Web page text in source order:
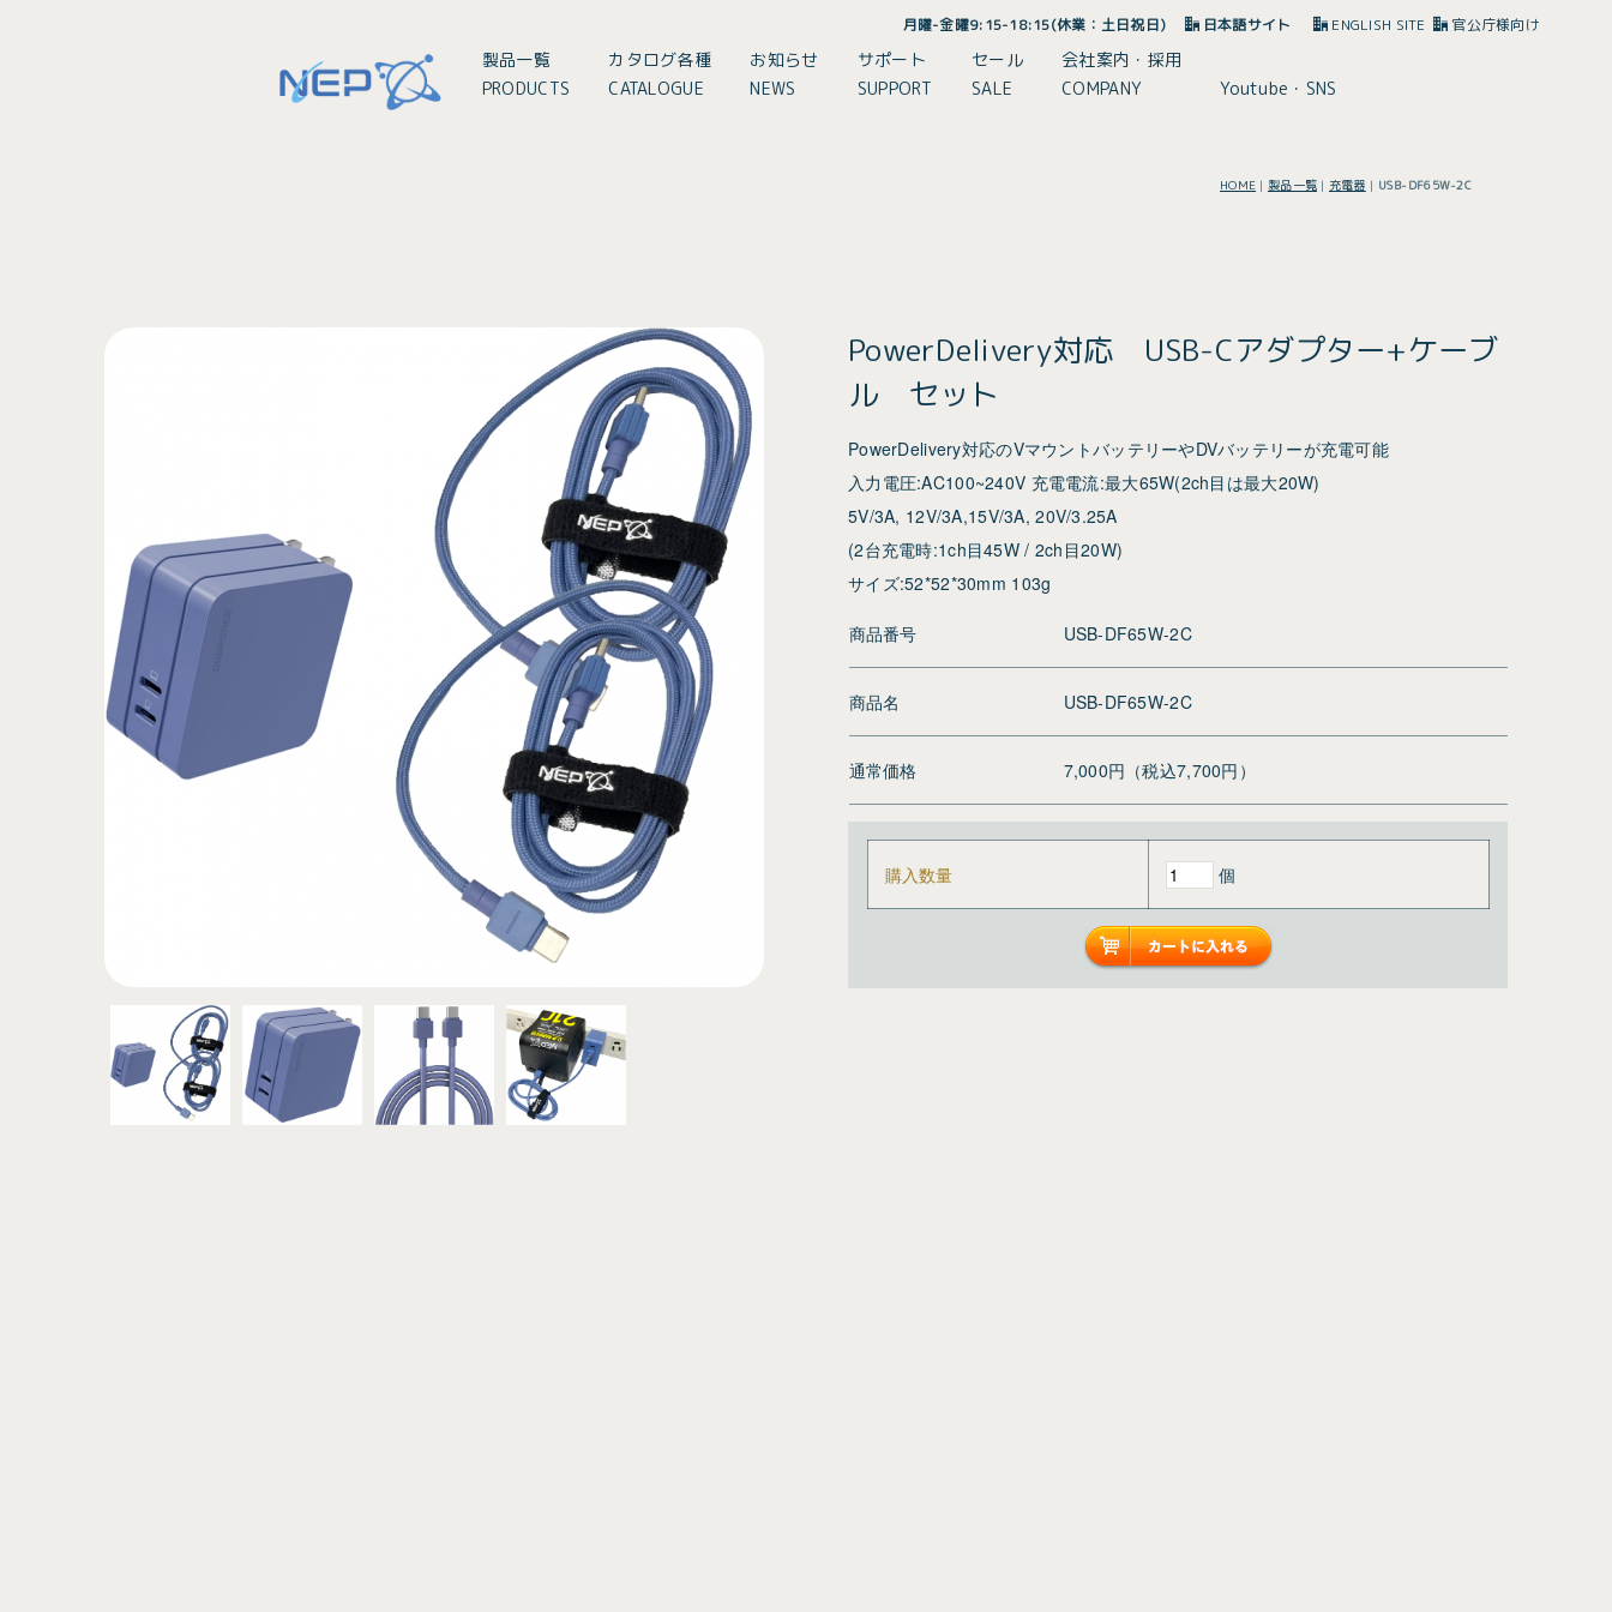
月曜-金曜9:15-18:15(休業：土日祝日) 日本語サイト ENGLISH SITE 官公庁様向け
製品一覧
PRODUCTS
カタログ各種
CATALOGUE
お知らせ
NEWS
サポート
SUPPORT
セール
SALE
会社案内・採用
COMPANY
Youtube・SNS
HOME | 製品一覧 | 充電器 | USB-DF65W-2C
PowerDelivery対応 USB-Cアダプター+ケーブ
ル セット
PowerDelivery対応のVマウントバッテリーやDVバッテリーが充電可能
入力電圧:AC100~240V 充電電流:最大65W(2ch目は最大20W)
5V/3A, 12V/3A,15V/3A, 20V/3.25A
(2台充電時:1ch目45W / 2ch目20W)
サイズ:52*52*30mm 103g
商品番号 USB-DF65W-2C
商品名 USB-DF65W-2C
通常価格 7,000円（税込7,700円）
購入数量 個